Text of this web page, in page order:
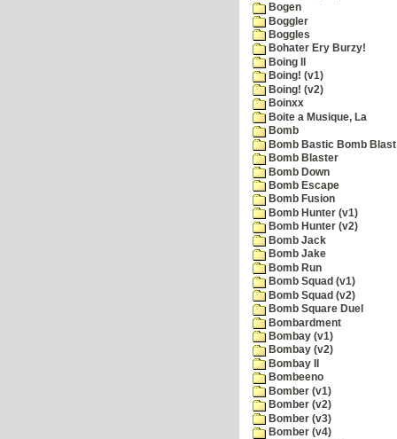
Bogen
Boggler
Boggles
Bohater Ery Burzy!
Boing II
Boing! (v1)
Boing! (v2)
Boinxx
Boite a Musique, La
Bomb
Bomb Bastic Bomb
Bomb Blaster
Bomb Down
Bomb Escape
Bomb Fusion
Bomb Hunter (v1)
Bomb Hunter (v2)
Bomb Jack
Bomb Jake
Bomb Run
Bomb Squad (v1)
Bomb Squad (v2)
Bomb Square Duel
Bombardment
Bombay (v1)
Bombay (v2)
Bombay II
Bombeeno
Bomber (v1)
Bomber (v2)
Bomber (v3)
Bomber (v4)